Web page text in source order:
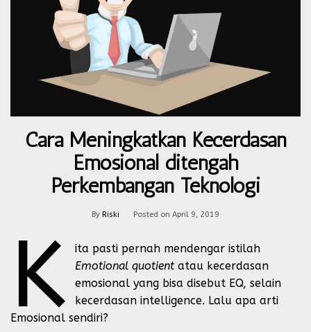
Cara Meningkatkan Kecerdasan
Emosional ditengah
Perkembangan Teknologi
By Riski Posted on April 9, 2019
K
ita pasti pernah mendengar istilah
Emotional quotient atau kecerdasan
emosional yang bisa disebut EQ, selain
kecerdasan intelligence. Lalu apa arti
Emosional sendiri?